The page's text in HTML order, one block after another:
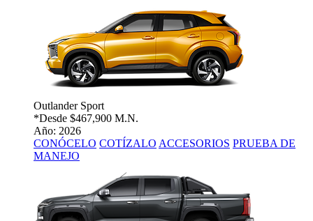
Outlander Sport
*Desde $467,900 M.N.
Año: 2026
CONÓCELO COTÍZALO ACCESORIOS PRUEBA DE
MANEJO